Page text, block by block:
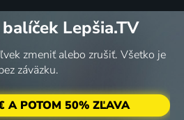
Lepšia.TV
zmeniť alebo zrušiť. Všetko je
záväzku.
A POTOM 50% ZĽAVA